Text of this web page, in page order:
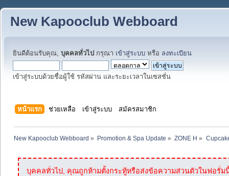
New Kapooclub Webboard
ยินดีต้อนรับคุณ, บุคคลทั่วไป กรุณา เข้าสู่ระบบ หรือ ลงทะเบียน
เข้าสู่ระบบด้วยชื่อผู้ใช้ รหัสผ่าน และระยะเวลาในเซสชั่น
หน้าแรก ช่วยเหลือ เข้าสู่ระบบ สมัครสมาชิก
New Kapooclub Webboard » Promotion & Spa Update » ZONE H »
บุคคลทั่วไป, คุณถูกห้ามตั้งกระทู้หรือส่งข้อความส่วนตัวในฟอรั่ม